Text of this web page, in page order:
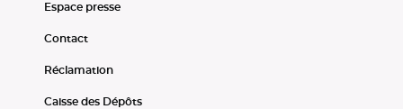
Espace presse
Contact
Réclamation
Caisse des Dépôts